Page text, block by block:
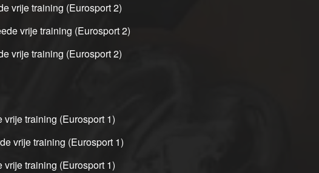
vrije training (Eurosport 2)
vrije training (Eurosport 2)
vrije training (Eurosport 2)
training (Eurosport 1)
vrije training (Eurosport 1)
training (Eurosport 1)